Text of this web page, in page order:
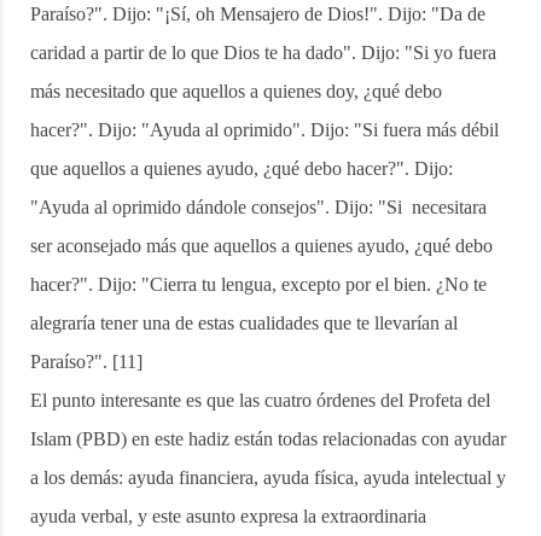
Paraíso?". Dijo: "¡Sí, oh Mensajero de Dios!". Dijo: "Da de
caridad a partir de lo que Dios te ha dado". Dijo: "Si yo fuera
más necesitado que aquellos a quienes doy, ¿qué debo
hacer?". Dijo: "Ayuda al oprimido". Dijo: "Si fuera más débil
que aquellos a quienes ayudo, ¿qué debo hacer?". Dijo:
"Ayuda al oprimido dándole consejos". Dijo: "Si necesitara
ser aconsejado más que aquellos a quienes ayudo, ¿qué debo
hacer?". Dijo: "Cierra tu lengua, excepto por el bien. ¿No te
alegraría tener una de estas cualidades que te llevarían al
Paraíso?". [11]
El punto interesante es que las cuatro órdenes del Profeta del
Islam (PBD) en este hadiz están todas relacionadas con ayudar
a los demás: ayuda financiera, ayuda física, ayuda intelectual y
ayuda verbal, y este asunto expresa la extraordinaria